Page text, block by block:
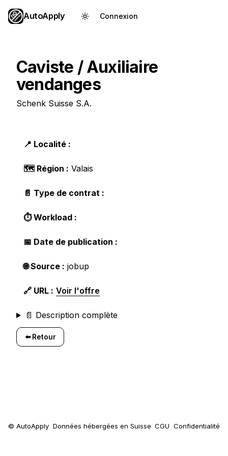
AutoApply Connexion
Caviste / Auxiliaire
vendanges
Schenk Suisse S.A.
📍 Localité :
🗺️ Région : Valais
📄 Type de contrat :
⏱️ Workload :
📅 Date de publication :
🌐 Source : jobup
🔗 URL : Voir l'offre
📄 Description complète
⬅️ Retour
© AutoApply Données hébergées en Suisse CGU Confidentialité